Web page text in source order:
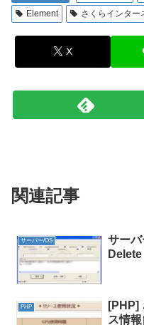
Element さくらインター
X
関連記事
サーバー/OS
サー
PHP
[PHP]
ス情